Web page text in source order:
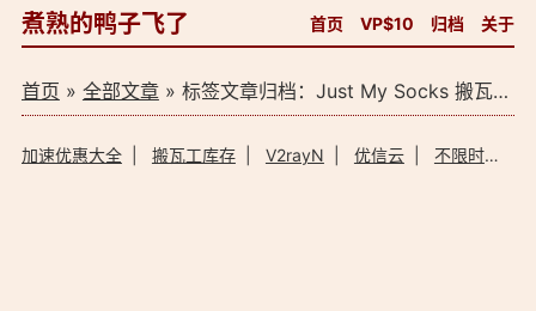
煮熟的鸭子飞了 首页 VP$10 归档 关于
首页 » 全部文章» 标签文章归档：Just My Socks 搬瓦工官方网络加速（7）
加速优惠大全| 搬瓦工库存| V2rayN 优信云| 不限时加速器